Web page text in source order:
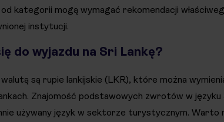
kategorii mogą wymagać rekomendacji
instytucji.
do wyjazdu na Sri Lankę?
są rupie lankijskie (LKR), które można
Znajomość podstawowych zwrotów w języku
używany język w sektorze turystycznym. Warto